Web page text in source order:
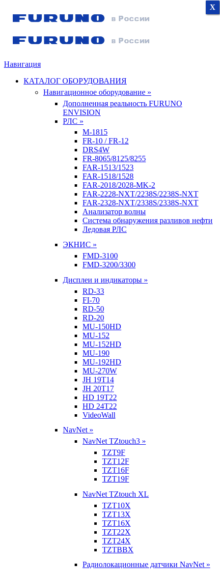
Навигация
КАТАЛОГ ОБОРУДОВАНИЯ
Навигационное оборудование »
Дополненная реальность FURUNO
ENVISION
РЛС »
M-1815
FR-10 / FR-12
DRS4W
FR-8065/8125/8255
FAR-1513/1523
FAR-1518/1528
FAR-2018/2028-MK-2
FAR-2228-NXT/2238S/2238S-NXT
FAR-2328-NXT/2338S/2338S-NXT
Анализатор волны
Система обнаружения разливов нефти
Ледовая РЛС
ЭКНИС »
FMD-3100
FMD-3200/3300
Дисплеи и индикаторы »
RD-33
FI-70
RD-50
RD-20
MU-150HD
MU-152
MU-152HD
MU-190
MU-192HD
MU-270W
JH 19T14
JH 20T17
HD 19T22
HD 24T22
VideoWall
NavNet »
NavNet TZtouch3 »
TZT9F
TZT12F
TZT16F
TZT19F
NavNet TZtouch XL
TZT10X
TZT13X
TZT16X
TZT22X
TZT24X
TZTBBX
Радиолокационные датчики NavNet »
X
X
X